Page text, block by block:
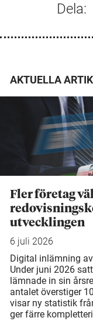
Dela:
AKTUELLA
Fler företag
utvecklingen
6 juli 2026
Digital inlämning
Under juni 2026
lämnade in sin
antalet överstiger
visar ny statistik
ger färre